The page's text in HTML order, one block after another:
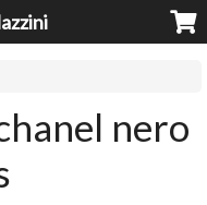
nero